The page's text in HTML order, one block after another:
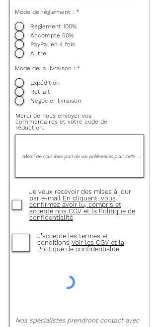
Mode de réglement : *
Réglement 100%
Accompte 50%
PayPal en 4 fois
Autre
Mode de la livraison : *
Expédition
Retrait
Négocier livraison
Merci de nous envoyer vos
commentaires et votre code de
réduction.
Je veux recevoir des mises à jour
par e-mail En cliquant, vous
confirmez avoir lu, compris et
accepté nos CGV et la Politique de
confidentialité
J’accepte les termes et
conditions Voir les CGV et la
Politique de confidentialité
Nos spécialistes prendront contact avec